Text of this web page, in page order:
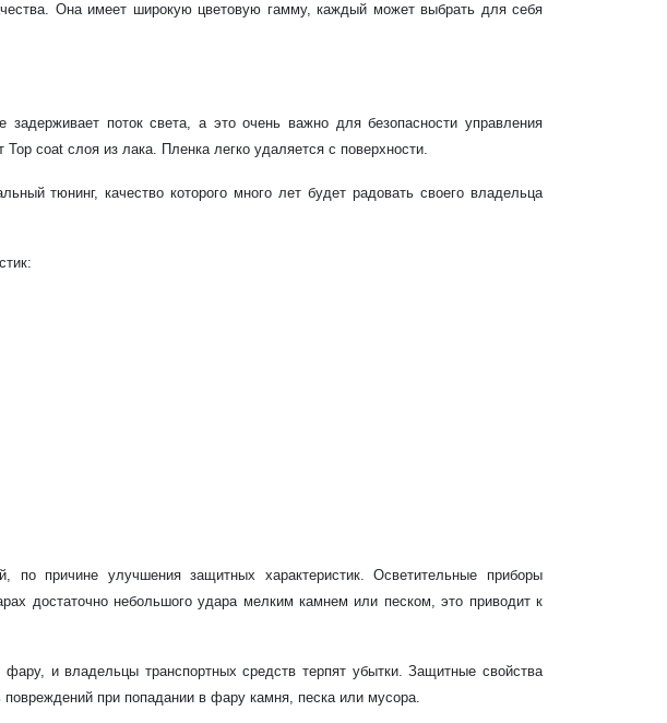
Она имеет широкую цветовую гамму, каждый может выбрать для себя
поток света, а это очень важно для безопасности управления
coat слоя из лака. Пленка легко удаляется с поверхности.
тюнинг, качество которого много лет будет радовать своего владельца
по причине улучшения защитных характеристик. Осветительные приборы
достаточно небольшого удара мелким камнем или песком, это приводит к
и владельцы транспортных средств терпят убытки. Защитные свойства
при попадании в фару камня, песка или мусора.